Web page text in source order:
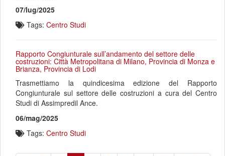
07/lug/2025
Tags: Centro Studi
Rapporto Congiunturale sull’andamento del settore delle
costruzioni: Città Metropolitana di Milano, Provincia di Monza e
Brianza, Provincia di Lodi
Trasmettiamo la quindicesima edizione del Rapporto
Congiunturale sul settore delle costruzioni a cura del Centro
Studi di Assimpredil Ance.
06/mag/2025
Tags: Centro Studi